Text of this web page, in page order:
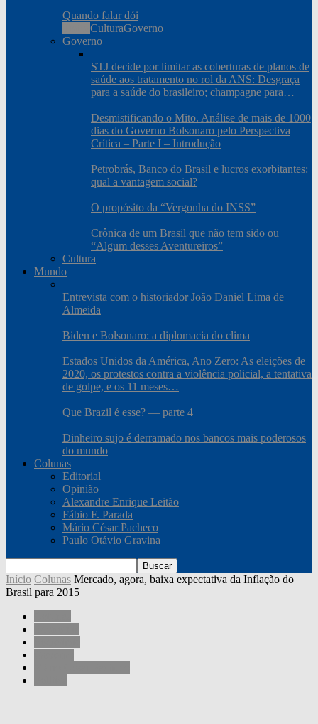
Quando falar dói
CulturaGoverno
Governo
STJ decide por limitar as coberturas de planos de
saúde aos tratamento no rol da ANS: Desgraça
para a saúde do brasileiro; champagne para…
Desmistificando o Mito. Análise de mais de 1000
dias do Governo Bolsonaro pelo Perspectiva
Crítica – Parte I – Introdução
Petrobrás, Banco do Brasil e lucros exorbitantes:
qual a vantagem social?
O propósito da “Vergonha do INSS”
Crônica de um Brasil que não tem sido ou
“Algum desses Aventureiros”
Cultura
Mundo
Entrevista com o historiador João Daniel Lima de
Almeida
Biden e Bolsonaro: a diplomacia do clima
Estados Unidos da América, Ano Zero: As eleições de
2020, os protestos contra a violência policial, a tentativa
de golpe, e os 11 meses…
Que Brazil é esse? — parte 4
Dinheiro sujo é derramado nos bancos mais poderosos
do mundo
Colunas
Editorial
Opinião
Alexandre Enrique Leitão
Fábio F. Parada
Mário César Pacheco
Paulo Otávio Gravina
Início Colunas Mercado, agora, baixa expectativa da Inflação do
Brasil para 2015